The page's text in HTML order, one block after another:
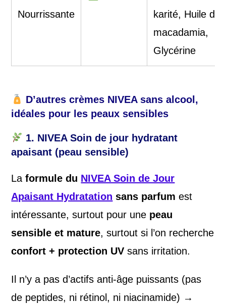
Nourrissante
karité, Huile de
macadamia,
Glycérine
D’autres crèmes NIVEA sans alcool,
idéales pour les peaux sensibles
1. NIVEA Soin de jour hydratant
apaisant (peau sensible)
Laformule du NIVEA Soin de Jour
Apaisant Hydratation sans parfum est
intéressante, surtout pour une peau
sensible et mature, surtout si l’on recherche
confort + protection UV sans irritation.
Il n’y a pas d’actifs anti-âge puissants (pas
de peptides, ni rétinol, ni niacinamide) →